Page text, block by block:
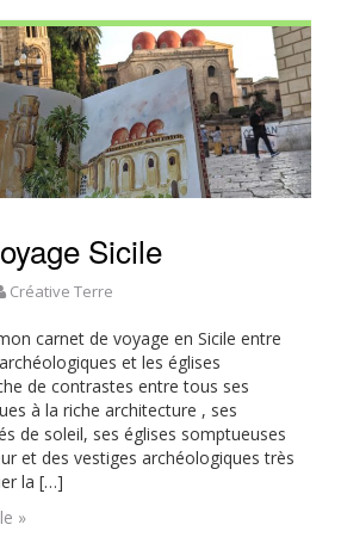
Sicile
Créative Terre
carnet de voyage en Sicile entre
et les églises
de contrastes entre tous ses
à la riche architecture , ses
de soleil, ses églises somptueuses
et des vestiges archéologiques très
la […]
»